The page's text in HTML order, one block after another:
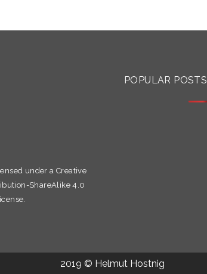
under a Creative
ShareAlike 4.0
POPULAR POSTS
2019 © Helmut Hostnig